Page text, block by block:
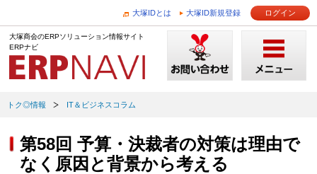
大塚IDとは 大塚ID新規登録 ログイン
大塚商会のERPソリューション情報サイト
ERPナビ
トク◎情報 IT＆ビジネスコラム
第58回 予算・決裁者の対策は理由で
なく原因と背景から考える